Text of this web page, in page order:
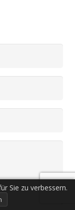
Sie zu verbessern.